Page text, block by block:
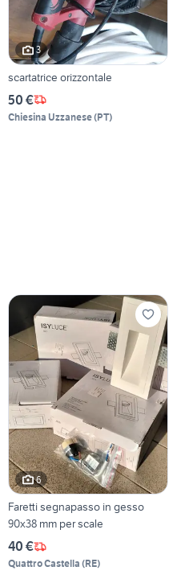
3
scartatrice orizzontale
50 €
Chiesina Uzzanese(PT)
6
Faretti segnapasso in gesso
90x38 mm per scale
40 €
Quattro Castella (RE)